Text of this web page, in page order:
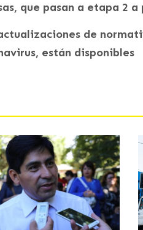
que pasan a etapa 2
de
están disponibles